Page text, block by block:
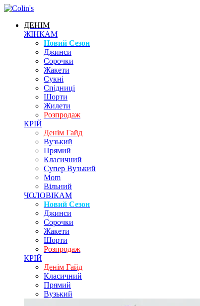
ДЕНІМ
ЖІНКАМ
Новий Сезон
Джинси
Сорочки
Жакети
Сукні
Спідниці
Шорти
Жилети
Розпродаж
КРІЙ
Денім Гайд
Вузький
Прямий
Класичний
Супер Вузький
Mom
Вільний
ЧОЛОВІКАМ
Новий Сезон
Джинси
Сорочки
Жакети
Шорти
Розпродаж
КРІЙ
Денім Гайд
Класичний
Прямий
Вузький